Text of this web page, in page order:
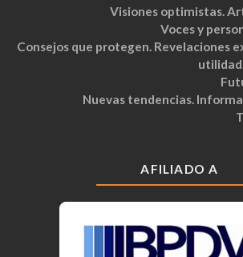
Visiones optimistas.
Voces y
Consejos que protegen. Revelaciones
Nuevas tendencias.
AFILIADO A